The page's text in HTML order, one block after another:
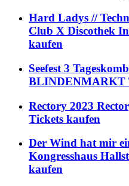
Hard Ladys //
Club X Discothek
kaufen
Seefest 3
BLINDENMARKT
Rectory 2023
Tickets kaufen
Der Wind hat mir
Kongresshaus
kaufen